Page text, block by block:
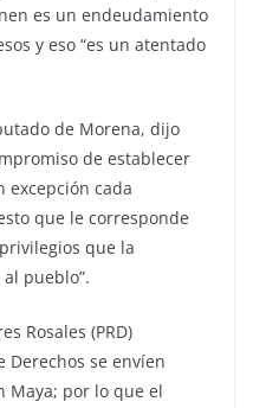
es un endeudamiento
y eso “es un atentado
de Morena, dijo
de establecer
excepción cada
que le corresponde
que la
pueblo”.
Rosales (PRD)
Derechos se envíen
Maya; por lo que el